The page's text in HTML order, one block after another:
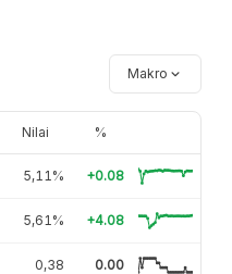
Makro
Nilai %
5,11% +0.08
5,61% +4.08
0,38 0.00